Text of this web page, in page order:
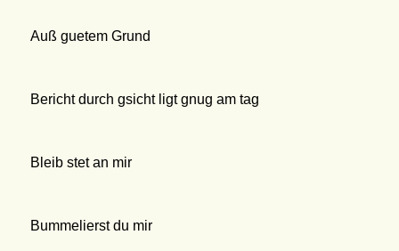
Auß guetem Grund
Bericht durch gsicht ligt gnug am tag
Bleib stet an mir
Bummelierst du mir